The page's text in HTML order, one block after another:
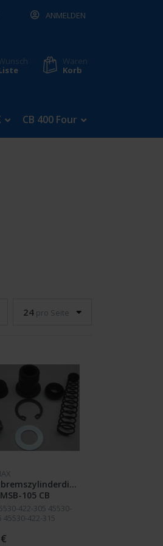
ANMELDEN
Waren
Korb
CB 400 Four
24pro Seite
105 CB
79-80; CB 900F/C
CB 900 C/CA
80 Tourmax MSB-
422-305 45530-
45530-422-315